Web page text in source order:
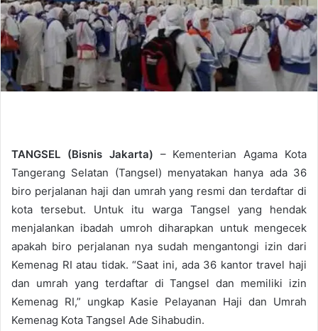
TANGSEL (Bisnis Jakarta) – Kementerian Agama Kota
Tangerang Selatan (Tangsel) menyatakan hanya ada 36
biro perjalanan haji dan umrah yang resmi dan terdaftar di
kota tersebut. Untuk itu warga Tangsel yang hendak
menjalankan ibadah umroh diharapkan untuk mengecek
apakah biro perjalanan nya sudah mengantongi izin dari
Kemenag RI atau tidak. “Saat ini, ada 36 kantor travel haji
dan umrah yang terdaftar di Tangsel dan memiliki izin
Kemenag RI,” ungkap Kasie Pelayanan Haji dan Umrah
Kemenag Kota Tangsel Ade Sihabudin.